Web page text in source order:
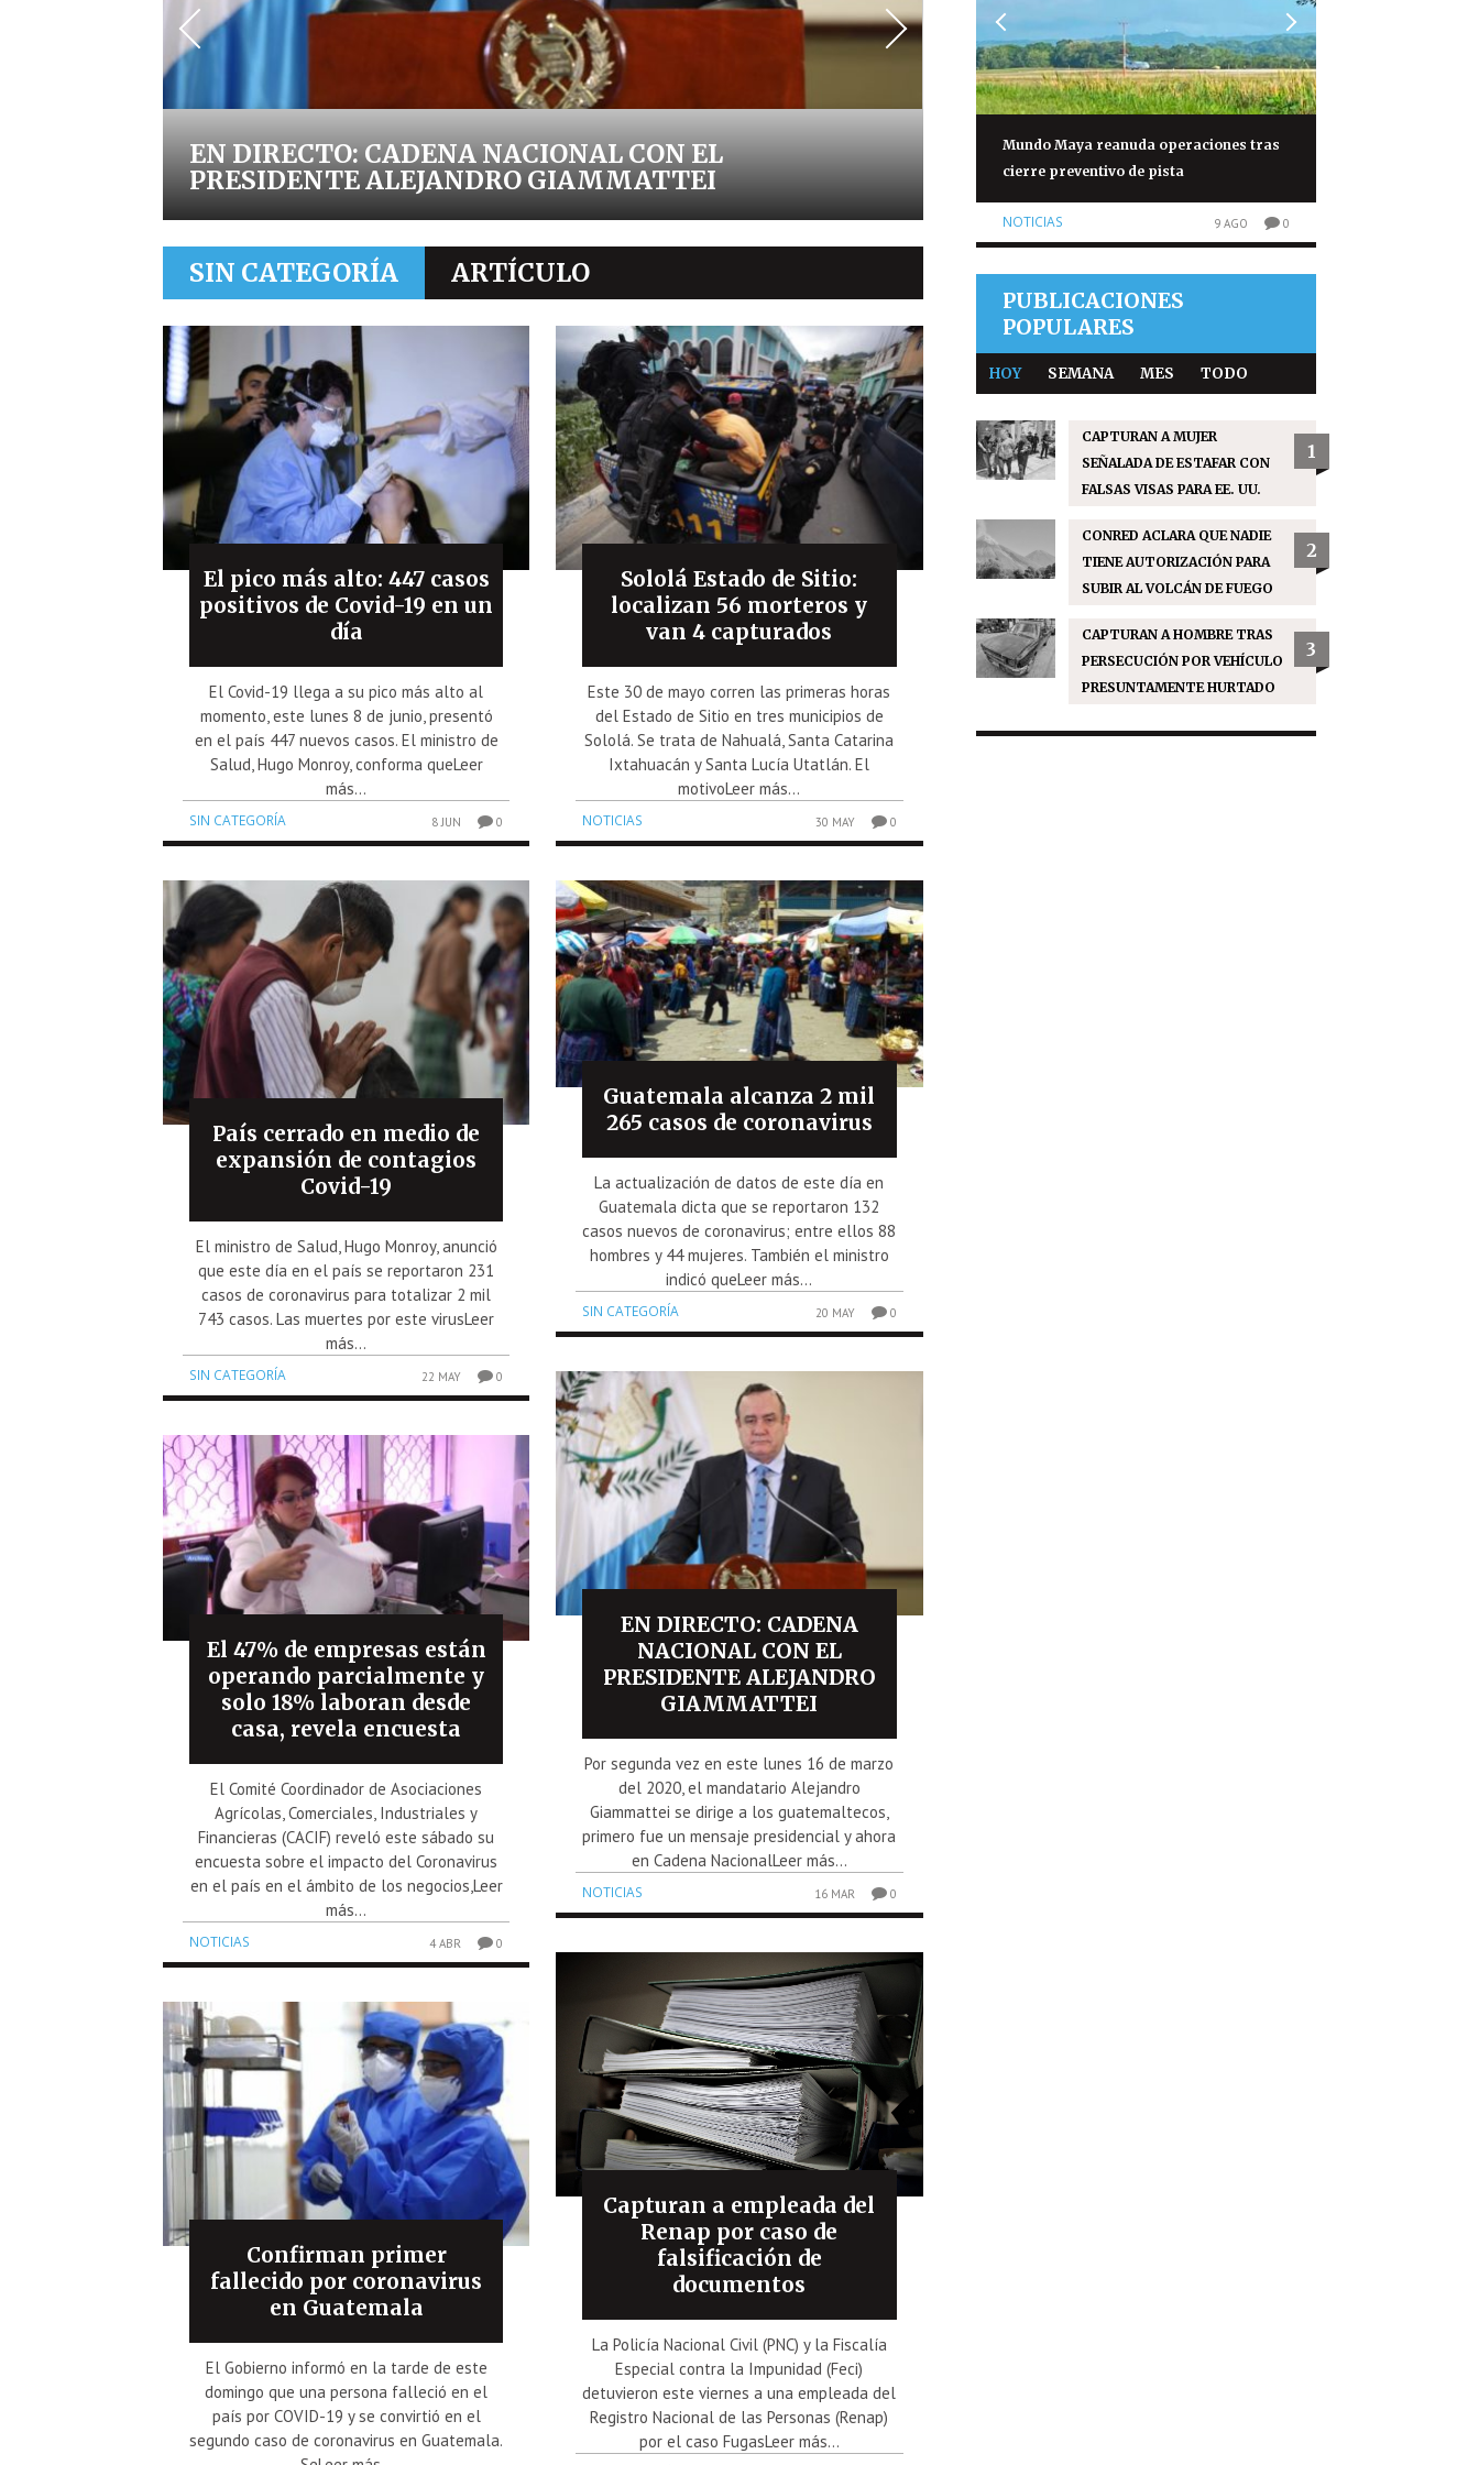
EN DIRECTO: CADENA NACIONAL CON EL
PRESIDENTE ALEJANDRO GIAMMATTEI
SIN CATEGORÍA ARTÍCULO
El pico más alto: 447 casos
positivos de Covid-19 en un
día
El Covid-19 llega a su pico más alto al
momento, este lunes 8 de junio, presentó
en el país 447 nuevos casos. El ministro de
Salud, Hugo Monroy, conforma queLeer
más...
SIN CATEGORÍA 8 JUN 0
País cerrado en medio de
expansión de contagios
Covid-19
El ministro de Salud, Hugo Monroy, anunció
que este día en el país se reportaron 231
casos de coronavirus para totalizar 2 mil
743 casos. Las muertes por este virusLeer
más...
SIN CATEGORÍA 22 MAY 0
El 47% de empresas están
operando parcialmente y
solo 18% laboran desde
casa, revela encuesta
El Comité Coordinador de Asociaciones
Agrícolas, Comerciales, Industriales y
Financieras (CACIF) reveló este sábado su
encuesta sobre el impacto del Coronavirus
en el país en el ámbito de los negocios,Leer
más...
NOTICIAS 4 ABR 0
Confirman primer
fallecido por coronavirus
en Guatemala
El Gobierno informó en la tarde de este
domingo que una persona falleció en el
país por COVID-19 y se convirtió en el
segundo caso de coronavirus en Guatemala.
Sololá Estado de Sitio:
localizan 56 morteros y
van 4 capturados
Este 30 de mayo corren las primeras horas
del Estado de Sitio en tres municipios de
Sololá. Se trata de Nahualá, Santa Catarina
Ixtahuacán y Santa Lucía Utatlán. El
motivoLeer más...
NOTICIAS 30 MAY 0
Guatemala alcanza 2 mil
265 casos de coronavirus
La actualización de datos de este día en
Guatemala dicta que se reportaron 132
casos nuevos de coronavirus; entre ellos 88
hombres y 44 mujeres. También el ministro
indicó queLeer más...
SIN CATEGORÍA 20 MAY 0
EN DIRECTO: CADENA
NACIONAL CON EL
PRESIDENTE ALEJANDRO
GIAMMATTEI
Por segunda vez en este lunes 16 de marzo
del 2020, el mandatario Alejandro
Giammattei se dirige a los guatemaltecos,
primero fue un mensaje presidencial y ahora
en Cadena NacionalLeer más...
NOTICIAS 16 MAR 0
Capturan a empleada del
Renap por caso de
falsificación de
documentos
La Policía Nacional Civil (PNC) y la Fiscalía
Especial contra la Impunidad (Feci)
detuvieron este viernes a una empleada del
Registro Nacional de las Personas (Renap)
por el caso FugasLeer más...
Mundo Maya reanuda operaciones tras
cierre preventivo de pista
NOTICIAS 9 AGO 0
Capturan a dos hombres con arma
robada y prendas del MP en Villa Nueva
NOTICIAS 9 AGO
PUBLICACIONES
POPULARES
HOY SEMANA MES TODO
CAPTURAN A MUJER
SEÑALADA DE ESTAFAR CON
FALSAS VISAS PARA EE. UU.
1
CONRED ACLARA QUE NADIE
TIENE AUTORIZACIÓN PARA
SUBIR AL VOLCÁN DE FUEGO
2
CAPTURAN A HOMBRE TRAS
PERSECUCIÓN POR VEHÍCULO
PRESUNTAMENTE HURTADO
3